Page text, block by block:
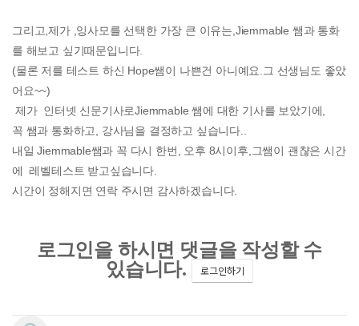
그리고,제가 ,잉사모를 선택한 가장 큰 이유는,Jiemmable 쌤과 통화
를 해보고 싶기때문입니다.
(물론 저를 테스트 하신 Hope쌤이 나쁜건 아니예요.그 선생님도 좋았
어요~~)
제가 인터넷 신문기사로Jiemmable 쌤에 대한 기사를 보았기에,
꼭 쌤과 통화하고, 강사님을 결정하고 싶습니다..
내일 Jiemmable쌤과 꼭 다시 한번, 오후 8시이후,그쌤이 괜챦은 시간
에 레벨테스트 받고싶습니다.
시간이 정해지면 연락 주시면 감사하겠습니다.